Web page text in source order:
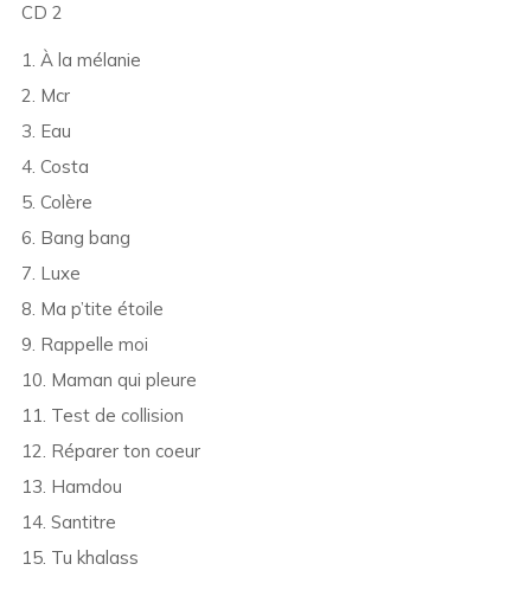
CD 2
1. À la mélanie
2. Mcr
3. Eau
4. Costa
5. Colère
6. Bang bang
7. Luxe
8. Ma p’tite étoile
9. Rappelle moi
10. Maman qui pleure
11. Test de collision
12. Réparer ton coeur
13. Hamdou
14. Santitre
15. Tu khalass